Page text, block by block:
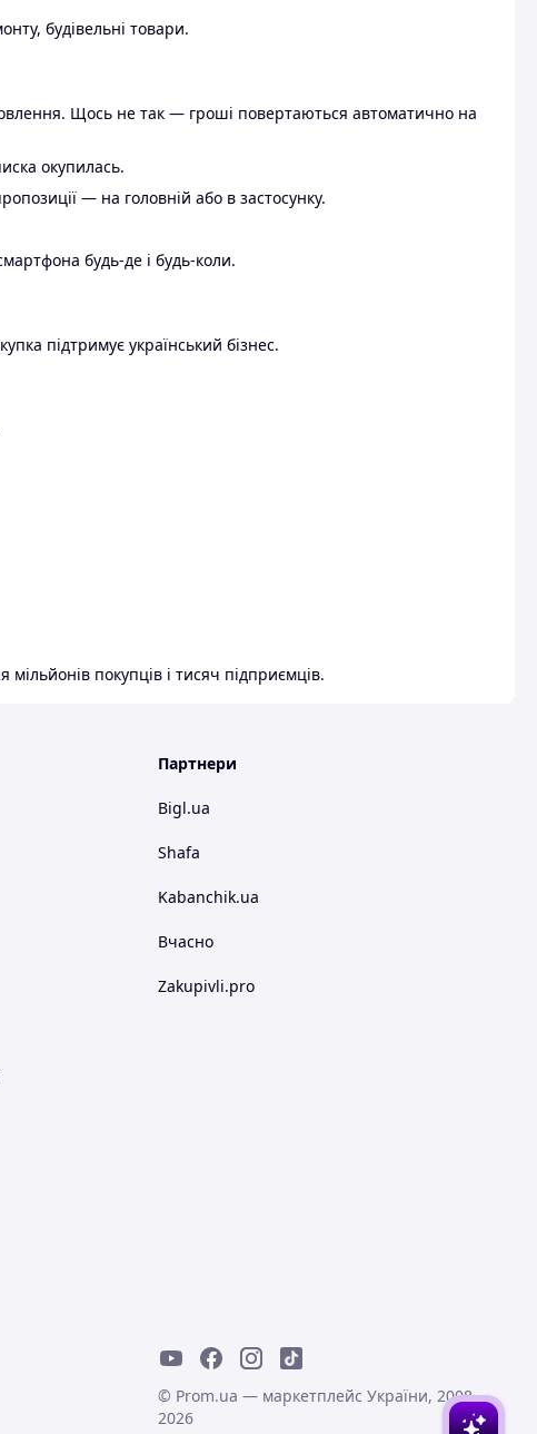
будівельні товари.
Щось не так — гроші повертаються автоматично на
окупилась.
— на головній або в застосунку.
будь-де і будь-коли.
підтримує український бізнес.
покупців і тисяч підприємців.
Партнери
Bigl.ua
Shafa
Kabanchik.ua
Вчасно
Zakupivli.pro
© Prom.ua — маркетплейс України, 2008-
2026